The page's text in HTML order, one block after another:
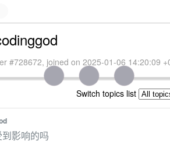
#728672, joined on 2025-01-06 14:20:09
Switch topics list
影响的吗